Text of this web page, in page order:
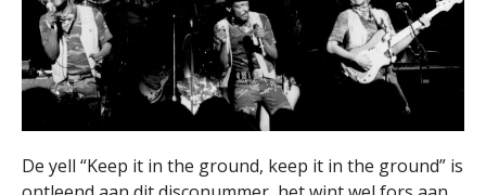
De yell “Keep it in the ground, keep it in the ground” is